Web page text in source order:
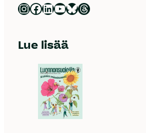
Luonnonsuojeluliitto Instagramissa Luonnonsuojeluliitto Facebookissa Luonnonsuojeluliitto LinkedInissä Luonnonsuojeluliiton YouTube-kanava Luonnonsuojeluliitto Blueskyssa Luonnonsuojeluliitto Threadsissa
Lue lisää